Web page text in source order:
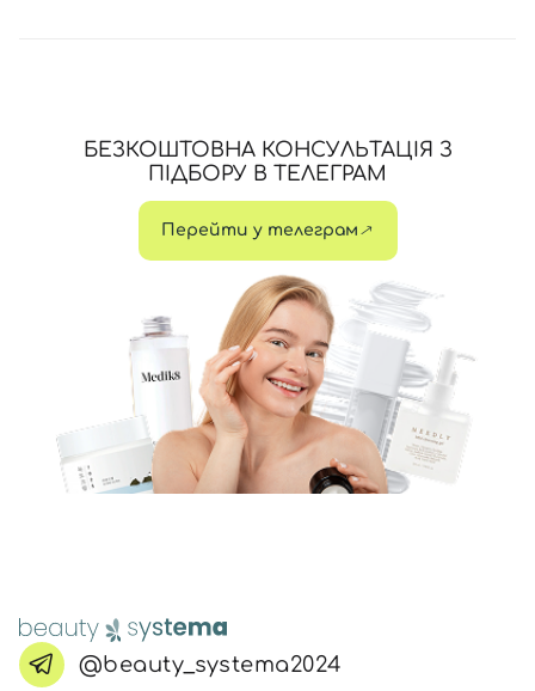
БЕЗКОШТОВНА КОНСУЛЬТАЦІЯ З
ПІДБОРУ В ТЕЛЕГРАМ
Перейти у телеграм
@beauty_systema2024